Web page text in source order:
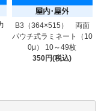
B3（364×515） 両面
パウチ式ラミネート（10
0μ） 10～49枚
350円(税込)